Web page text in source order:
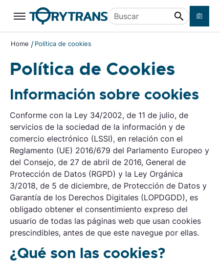
Ir a contenido principal Buscar
Home /Política de cookies
Política de Cookies
Información sobre cookies
Conforme con la Ley 34/2002, de 11 de julio, de
servicios de la sociedad de la información y de
comercio electrónico (LSSI), en relación con el
Reglamento (UE) 2016/679 del Parlamento Europeo y
del Consejo, de 27 de abril de 2016, General de
Protección de Datos (RGPD) y la Ley Orgánica
3/2018, de 5 de diciembre, de Protección de Datos y
Garantía de los Derechos Digitales (LOPDGDD), es
obligado obtener el consentimiento expreso del
usuario de todas las páginas web que usan cookies
prescindibles, antes de que este navegue por ellas.
¿Qué son las cookies?